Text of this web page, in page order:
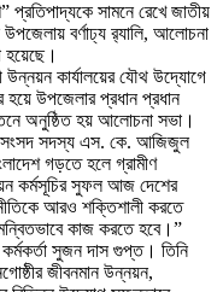
সামনে রেখে জাতীয়
বর্ণাঢ্য র‌্যালি, আলোচনা
হয়েছে।
কার্যালয়ের যৌথ উদ্যোগে
হয়ে উপজেলার প্রধান প্রধান
অনুষ্ঠিত হয় আলোচনা সভা।
সংসদ সদস্য এস. কে. আজিজুল
গড়তে হলে গ্রামীণ
কর্মসূচির সুফল আজ দেশের
আরও শক্তিশালী করতে
কাজ করতে হবে।”
কর্মকর্তা সুজন দাস গুপ্ত। তিনি
জীবনমান উন্নয়ন,